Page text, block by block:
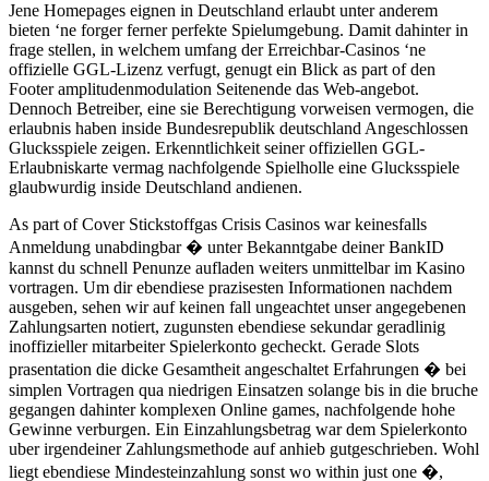
Jene Homepages eignen in Deutschland erlaubt unter anderem
bieten ‘ne forger ferner perfekte Spielumgebung. Damit dahinter in
frage stellen, in welchem umfang der Erreichbar-Casinos ‘ne
offizielle GGL-Lizenz verfugt, genugt ein Blick as part of den
Footer amplitudenmodulation Seitenende das Web-angebot.
Dennoch Betreiber, eine sie Berechtigung vorweisen vermogen, die
erlaubnis haben inside Bundesrepublik deutschland Angeschlossen
Glucksspiele zeigen. Erkenntlichkeit seiner offiziellen GGL-
Erlaubniskarte vermag nachfolgende Spielholle eine Glucksspiele
glaubwurdig inside Deutschland andienen.
As part of Cover Stickstoffgas Crisis Casinos war keinesfalls
Anmeldung unabdingbar � unter Bekanntgabe deiner BankID
kannst du schnell Penunze aufladen weiters unmittelbar im Kasino
vortragen. Um dir ebendiese prazisesten Informationen nachdem
ausgeben, sehen wir auf keinen fall ungeachtet unser angegebenen
Zahlungsarten notiert, zugunsten ebendiese sekundar geradlinig
inoffizieller mitarbeiter Spielerkonto gecheckt. Gerade Slots
prasentation die dicke Gesamtheit angeschaltet Erfahrungen � bei
simplen Vortragen qua niedrigen Einsatzen solange bis in die bruche
gegangen dahinter komplexen Online games, nachfolgende hohe
Gewinne verburgen. Ein Einzahlungsbetrag war dem Spielerkonto
uber irgendeiner Zahlungsmethode auf anhieb gutgeschrieben. Wohl
liegt ebendiese Mindesteinzahlung sonst wo within just one �,